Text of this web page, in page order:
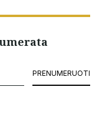
PRENUMERUOTI